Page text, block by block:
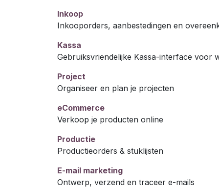
Inkoop
Inkooporders, aanbestedingen en
Kassa
Gebruiksvriendelijke Kassa-interface voor
Project
Organiseer en plan je projecten
eCommerce
Verkoop je producten online
Productie
Productieorders & stuklijsten
E-mail marketing
Ontwerp, verzend en traceer e-mails